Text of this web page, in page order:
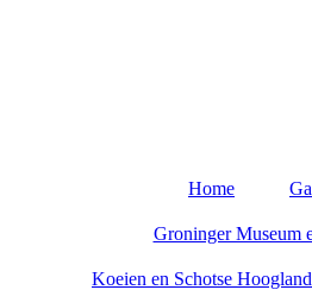
Home
Groninger Museum
Koeien en Schotse